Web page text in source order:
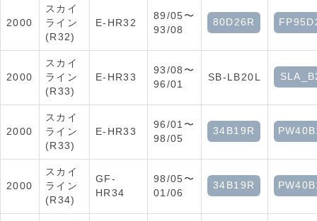
2000
スカイ
ライン
(R32)
E-HR32
89/05〜
93/08
80D26R
2000
スカイ
ライン
(R33)
E-HR33
93/08〜
96/01
SB-LB20L
2000
スカイ
ライン
(R33)
E-HR33
96/01〜
98/05
34B19R
2000
スカイ
ライン
(R34)
GF-
HR34
98/05〜
01/06
34B19R